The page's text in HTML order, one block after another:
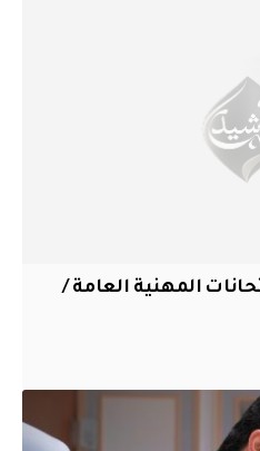
المهنية العامة /